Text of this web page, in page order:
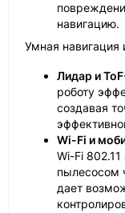
навигацию.
Умная навигация
Лидар и
роботу
создавая
Wi-Fi и
Wi-Fi
пылесосом
дает